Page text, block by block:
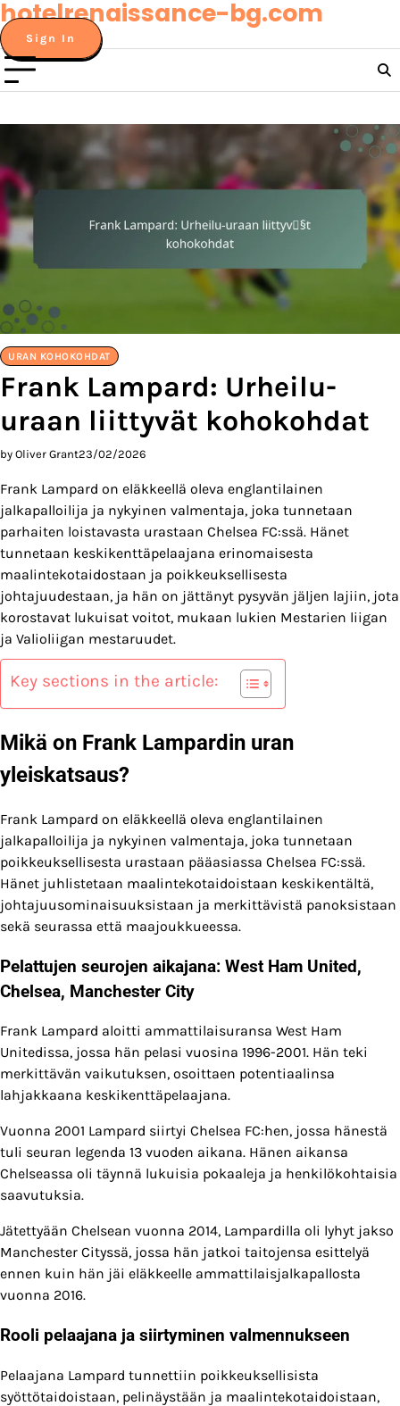
Skip
to
content
hotelrenaissance-bg.com
Sign In
URAN KOHOKOHDAT
Frank Lampard: Urheilu-
uraan liittyvät kohokohdat
by Oliver Grant23/02/2026
Frank Lampard on eläkkeellä oleva englantilainen
jalkapalloilija ja nykyinen valmentaja, joka tunnetaan
parhaiten loistavasta urastaan Chelsea FC:ssä. Hänet
tunnetaan keskikenttäpelaajana erinomaisesta
maalintekotaidostaan ja poikkeuksellisesta
johtajuudestaan, ja hän on jättänyt pysyvän jäljen lajiin, jota
korostavat lukuisat voitot, mukaan lukien Mestarien liigan
ja Valioliigan mestaruudet.
Key sections in the article:
Mikä on Frank Lampardin uran
yleiskatsaus?
Frank Lampard on eläkkeellä oleva englantilainen
jalkapalloilija ja nykyinen valmentaja, joka tunnetaan
poikkeuksellisesta urastaan pääasiassa Chelsea FC:ssä.
Hänet juhlistetaan maalintekotaidoistaan keskikentältä,
johtajuusominaisuuksistaan ja merkittävistä panoksistaan
sekä seurassa että maajoukkueessa.
Pelattujen seurojen aikajana: West Ham United,
Chelsea, Manchester City
Frank Lampard aloitti ammattilaisuransa West Ham
Unitedissa, jossa hän pelasi vuosina 1996-2001. Hän teki
merkittävän vaikutuksen, osoittaen potentiaalinsa
lahjakkaana keskikenttäpelaajana.
Vuonna 2001 Lampard siirtyi Chelsea FC:hen, jossa hänestä
tuli seuran legenda 13 vuoden aikana. Hänen aikansa
Chelseassa oli täynnä lukuisia pokaaleja ja henkilökohtaisia
saavutuksia.
Jätettyään Chelsean vuonna 2014, Lampardilla oli lyhyt jakso
Manchester Cityssä, jossa hän jatkoi taitojensa esittelyä
ennen kuin hän jäi eläkkeelle ammattilaisjalkapallosta
vuonna 2016.
Rooli pelaajana ja siirtyminen valmennukseen
Pelaajana Lampard tunnettiin poikkeuksellisista
syöttötaidoistaan, pelinäystään ja maalintekotaidoistaan,